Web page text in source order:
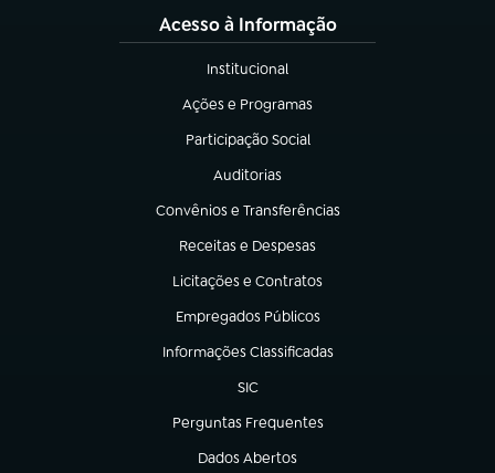
Acesso à Informação
Institucional
(abre em nova aba)
Ações e Programas
(abre em nova aba)
Participação Social
(abre em nova aba)
Auditorias
(abre em nova aba)
Convênios e Transferências
(abre em nova aba)
Receitas e Despesas
(abre em nova aba)
Licitações e Contratos
(abre em nova aba)
Empregados Públicos
(abre em nova aba)
Informações Classificadas
(abre em nova aba)
SIC
(abre em nova aba)
Perguntas Frequentes
(abre em nova aba)
Dados Abertos
(abre em nova aba)